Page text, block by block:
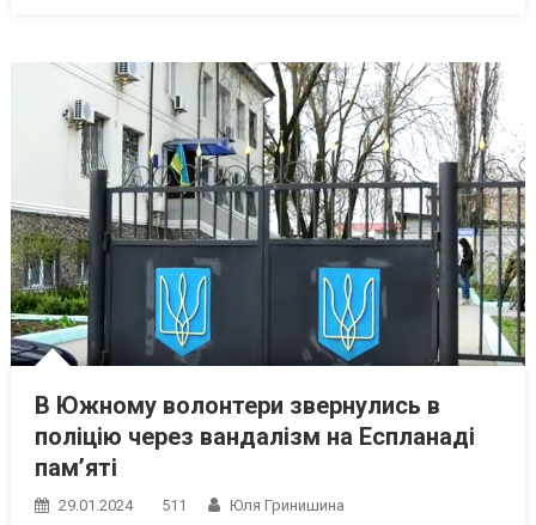
В Южному волонтери звернулись в
поліцію через вандалізм на Еспланаді
пам’яті
29.01.2024 511
Юля Гринишина